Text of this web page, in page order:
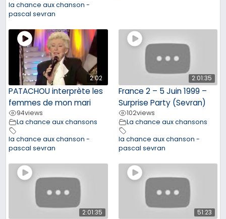
la chance aux chanson -
pascal sevran
2:02
PATACHOU interprète les
femmes de mon mari
94views
La chance aux chansons
la chance aux chanson -
pascal sevran
2:01:35
France 2 – 5 Juin 1999 –
Surprise Party (Sevran)
102views
La chance aux chansons
la chance aux chanson -
pascal sevran
2:01:35 51:23